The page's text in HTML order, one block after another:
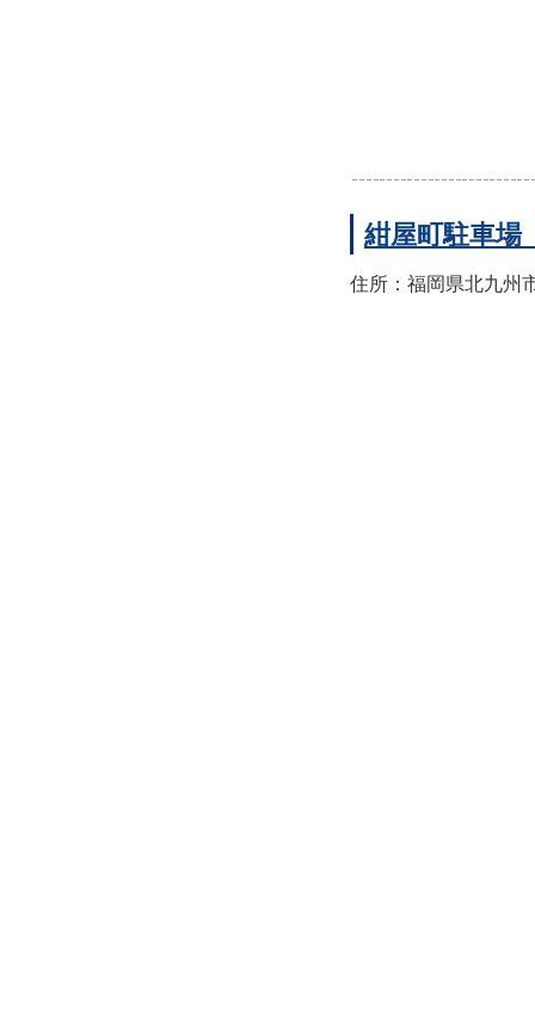
紺屋町駐車場
住所：福岡県北九州